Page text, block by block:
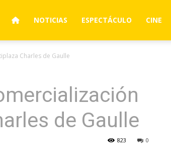
NOTICIAS ESPECTÁCULO CINE
Charles de Gaulle
de Gaulle
0
823